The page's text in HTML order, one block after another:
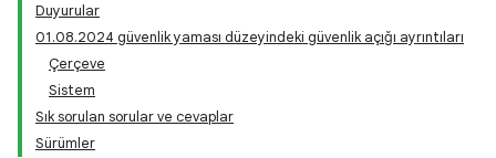
Duyurular
01.08.2024 güvenlik yaması düzeyindeki güvenlik açığı ayrıntıları
Çerçeve
Sistem
Sık sorulan sorular ve cevaplar
Sürümler